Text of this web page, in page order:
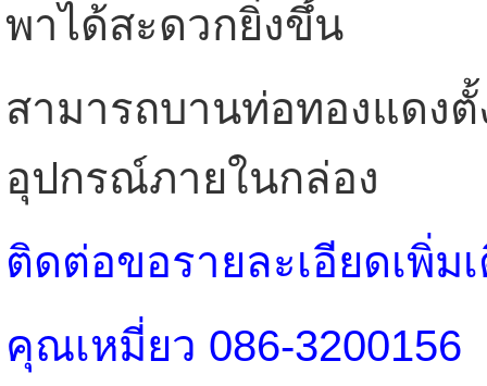
พาได้สะดวกยิ่งขึ้น
สามารถบานท่อทองแดง
อุปกรณ์ภายในกล่อง
ติดต่อขอรายละเอียดเพิ่ม
คุณเหมี่ยว 086-3200156